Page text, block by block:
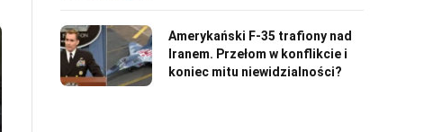
Amerykański F-35 trafiony nad
Iranem. Przełom w konflikcie i
koniec mitu niewidzialności?